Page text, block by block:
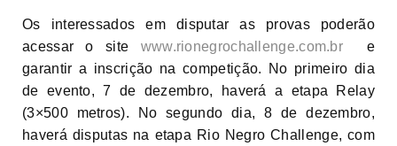
Os interessados em disputar as provas poderão
acessar o site www.rionegrochallenge.com.br e
garantir a inscrição na competição. No primeiro dia
de evento, 7 de dezembro, haverá a etapa Relay
(3×500 metros). No segundo dia, 8 de dezembro,
haverá disputas na etapa Rio Negro Challenge, com